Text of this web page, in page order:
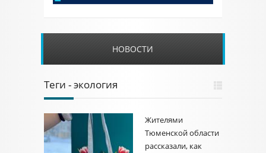
НОВОСТИ
Теги - экология
Жителями
Тюменской области
рассказали, как